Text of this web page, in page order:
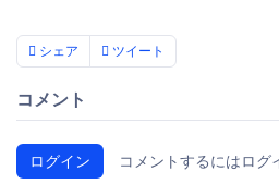
シェア ツイート
コメント
ログイン コメントするにはログ